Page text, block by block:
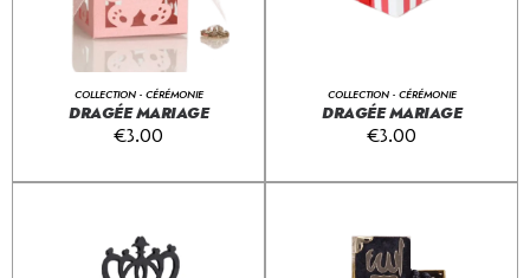
COLLECTION - CÉRÉMONIE
DRAGÉE MARIAGE
€3.00
COLLECTION - CÉRÉMONIE
DRAGÉE MARIAGE
€3.00